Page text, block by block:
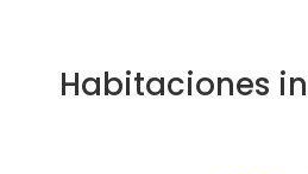
Habitaciones